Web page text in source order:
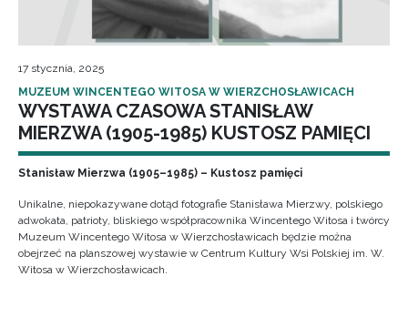
17 stycznia, 2025
MUZEUM WINCENTEGO WITOSA W WIERZCHOSŁAWICACH
WYSTAWA CZASOWA STANISŁAW
MIERZWA (1905-1985) KUSTOSZ PAMIĘCI
Stanisław Mierzwa (1905–1985) – Kustosz pamięci
Unikalne, niepokazywane dotąd fotografie Stanisława Mierzwy, polskiego
adwokata, patrioty, bliskiego współpracownika Wincentego Witosa i twórcy
Muzeum Wincentego Witosa w Wierzchosławicach będzie można
obejrzeć na planszowej wystawie w Centrum Kultury Wsi Polskiej im. W.
Witosa w Wierzchosławicach.